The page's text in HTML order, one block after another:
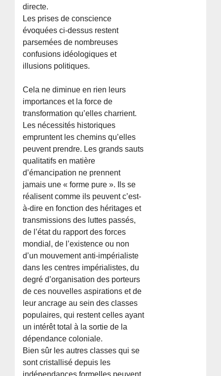
directe.
Les prises de conscience
évoquées ci-dessus restent
parsemées de nombreuses
confusions idéologiques et
illusions politiques.
Cela ne diminue en rien leurs
importances et la force de
transformation qu’elles charrient.
Les nécessités historiques
empruntent les chemins qu’elles
peuvent prendre. Les grands sauts
qualitatifs en matière
d’émancipation ne prennent
jamais une « forme pure ». Ils se
réalisent comme ils peuvent c’est-
à-dire en fonction des héritages et
transmissions des luttes passés,
de l’état du rapport des forces
mondial, de l’existence ou non
d’un mouvement anti-impérialiste
dans les centres impérialistes, du
degré d’organisation des porteurs
de ces nouvelles aspirations et de
leur ancrage au sein des classes
populaires, qui restent celles ayant
un intérêt total à la sortie de la
dépendance coloniale.
Bien sûr les autres classes qui se
sont cristallisé depuis les